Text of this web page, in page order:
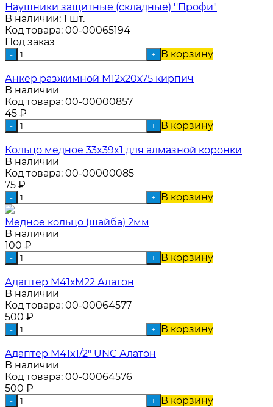
Наушники защитные (складные) ''Профи"
В наличии: 1 шт.
Код товара: 00-00065194
Под заказ
- + В корзину
Анкер разжимной М12х20х75 кирпич
В наличии
Код товара: 00-00000857
45 ₽
- + В корзину
Кольцо медное 33x39x1 для алмазной коронки
В наличии
Код товара: 00-00000085
75 ₽
- + В корзину
Медное кольцо (шайба) 2мм
В наличии
100 ₽
- + В корзину
Адаптер М41хМ22 Алатон
В наличии
Код товара: 00-00064577
500 ₽
- + В корзину
Адаптер М41x1/2" UNC Алатон
В наличии
Код товара: 00-00064576
500 ₽
- + В корзину